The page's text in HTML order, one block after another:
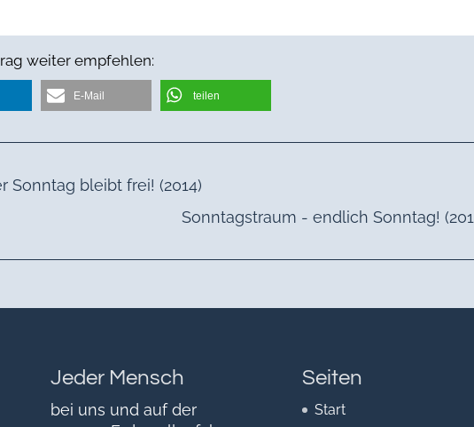
weiter empfehlen:
E-Mail teilen
Sonntag bleibt frei! (2014)
Sonntagstraum - endlich Sonntag!
Jeder Mensch
bei uns und auf der
Seiten
Start